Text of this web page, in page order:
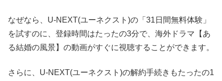
なぜなら、U-NEXT(ユーネクスト)の「31日間無料体験」
を試すのに、登録時間はたったの3分で、海外ドラマ【あ
る結婚の風景】の動画がすぐに視聴することができます。
さらに、U-NEXT(ユーネクスト)の解約手続きもたったの1